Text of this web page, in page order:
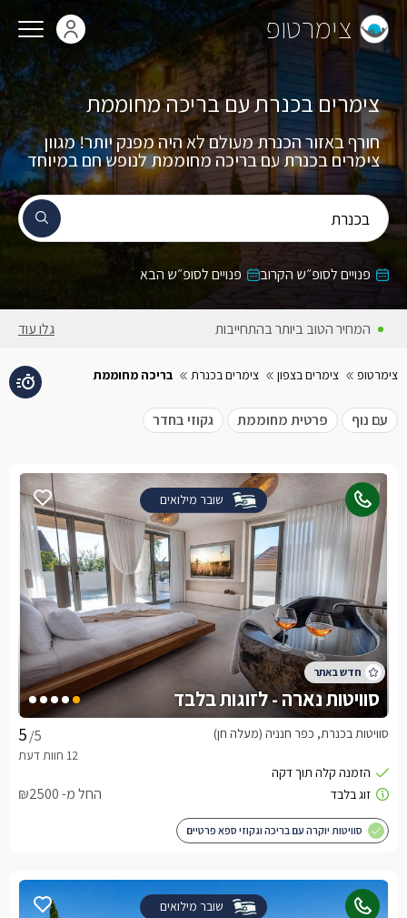
צימרטופ
בכנרת
צימרים בכנרת עם בריכה מחוממת
חורף באזור הכנרת מעולם לא היה מפנק יותר! מגוון
צימרים בכנרת עם בריכה מחוממת לנופש חם במיוחד
פנויים לסופ״ש הקרוב פנויים לסופ״ש הבא
המחירים באתר כוללים מע״מ גלו עוד
צימרטופ צימרים בצפון צימרים בכנרת בריכה מחוממת
עם נוף פרטית מחוממת גקוזי בחדר
שובר מילואים
סוויטות נארה - לזוגות בלבד
/5 סוויטות בכנרת, כפר חנניה (מעלה חן)
החל מ- ₪2500
סוויטות יוקרה עם בריכה וגקוזי ספא פרטיים
שובר מילואים